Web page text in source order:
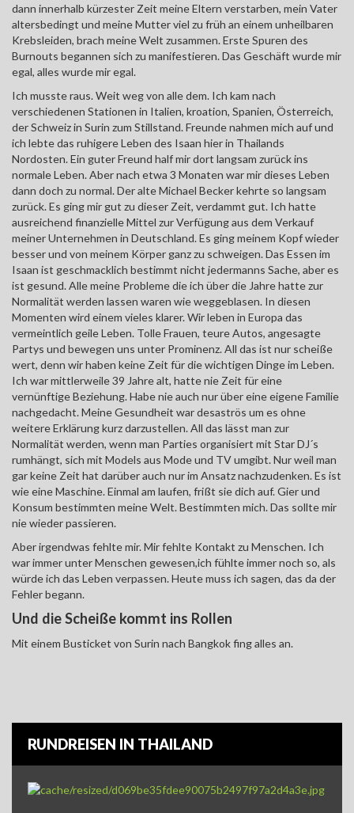
dann innerhalb kürzester Zeit meine Eltern verstarben, mein Vater
altersbedingt und meine Mutter viel zu früh an einem unheilbaren
Krebsleiden, brach meine Welt zusammen. Erste Spuren des
Burnouts begannen sich zu manifestieren. Das Geschäft wurde mir
egal, alles wurde mir egal.
Ich musste raus. Weit weg von alle dem. Ich kam nach
verschiedenen Stationen in Italien, kroation, Spanien, Österreich,
der Schweiz in Surin zum Stillstand. Freunde nahmen mich auf und
ich lebte das ruhigere Leben des Isaan hier in Thailands
Nordosten. Ein guter Freund half mir dort langsam zurück ins
normale Leben. Aber nach etwa 3 Monaten war mir dieses Leben
dann doch zu normal. Der alte Michael Becker kehrte so langsam
zurück. Es ging mir gut zu dieser Zeit, verdammt gut. Ich hatte
ausreichend finanzielle Mittel zur Verfügung aus dem Verkauf
meiner Unternehmen in Deutschland. Es ging meinem Kopf wieder
besser und von meinem Körper ganz zu schweigen. Das Essen im
Isaan ist geschmacklich bestimmt nicht jedermanns Sache, aber es
ist gesund. Alle meine Probleme die ich über die Jahre hatte zur
Normalität werden lassen waren wie weggeblasen. In diesen
Momenten wird einem vieles klarer. Wir leben in Europa das
vermeintlich geile Leben. Tolle Frauen, teure Autos, angesagte
Partys und bewegen uns unter Prominenz. All das ist nur scheiße
wert, denn wir haben keine Zeit für die wichtigen Dinge im Leben.
Ich war mittlerweile 39 Jahre alt, hatte nie Zeit für eine
vernünftige Beziehung. Habe nie auch nur über eine eigene Familie
nachgedacht. Meine Gesundheit war desaströs um es ohne
weitere Erklärung kurz darzustellen. All das lässt man zur
Normalität werden, wenn man Parties organisiert mit Star DJ´s
rumhängt, sich mit Models aus Mode und TV umgibt. Nur weil man
gar keine Zeit hat darüber auch nur im Ansatz nachzudenken. Es ist
wie eine Maschine. Einmal am laufen, frißt sie dich auf. Gier und
Konsum bestimmten meine Welt. Bestimmten mich. Das sollte mir
nie wieder passieren.
Aber irgendwas fehlte mir. Mir fehlte Kontakt zu Menschen. Ich
war immer unter Menschen gewesen,ich fühlte immer noch so, als
würde ich das Leben verpassen. Heute muss ich sagen, das da der
Fehler begann.
Und die Scheiße kommt ins Rollen
Mit einem Busticket von Surin nach Bangkok fing alles an.
RUNDREISEN IN THAILAND